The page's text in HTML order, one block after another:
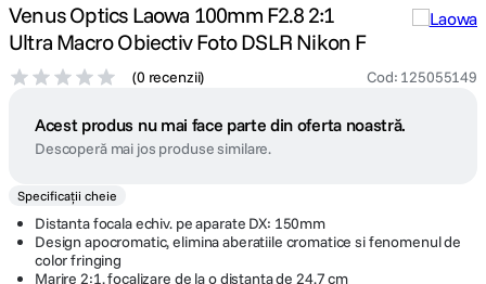
Venus Optics Laowa 100mm F2.8 2:1
Ultra Macro Obiectiv Foto DSLR Nikon F
(0 recenzii) Cod: 125055149
Acest produs nu mai face parte din oferta noastră.
Descoperă mai jos produse similare.
Specificații cheie
Distanta focala echiv. pe aparate DX: 150mm
Design apocromatic, elimina aberatiile cromatice si fenomenul de
color fringing
Marire 2:1, focalizare de la o distanta de 24.7 cm